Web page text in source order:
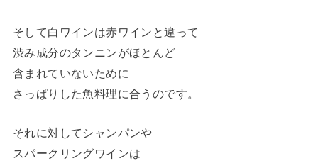
そして白ワインは赤ワインと違って
渋み成分のタンニンがほとんど
含まれていないために
さっぱりした魚料理に合うのです。
それに対してシャンパンや
スパークリングワインは